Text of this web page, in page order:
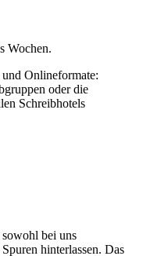
Wochen.
Onlineformate:
oder die
Schreibhotels
bei uns
hinterlassen. Das